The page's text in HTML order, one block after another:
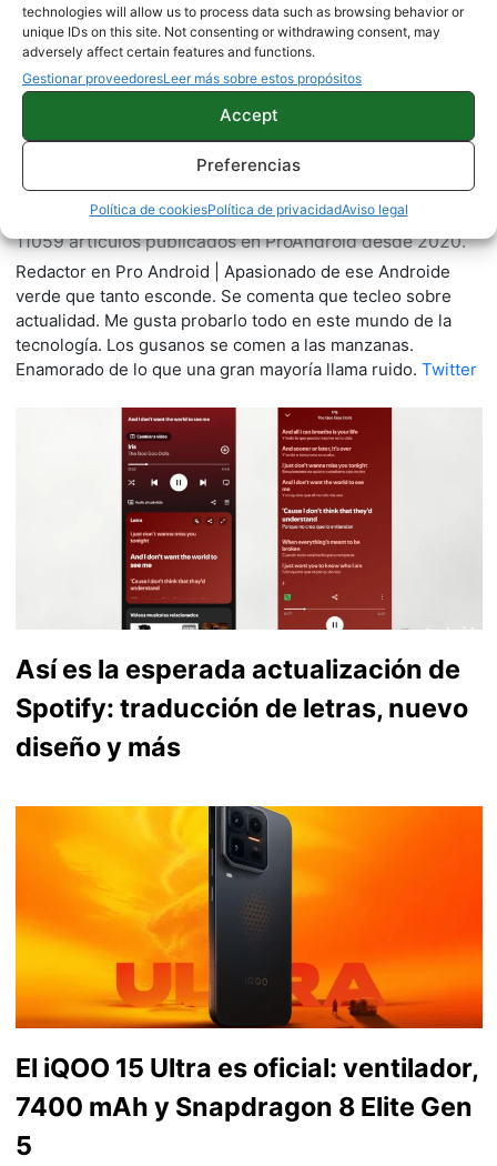
technologies will allow us to process data such as browsing behavior or
unique IDs on this site. Not consenting or withdrawing consent, may
adversely affect certain features and functions.
Gestionar proveedoresLeer más sobre estos propósitos
Accept
Preferencias
Política de cookiesPolítica de privacidadAviso legal
Quelian Sanz
11059 artículos publicados en ProAndroid desde 2020.
Redactor en Pro Android | Apasionado de ese Androide
verde que tanto esconde. Se comenta que tecleo sobre
actualidad. Me gusta probarlo todo en este mundo de la
tecnología. Los gusanos se comen a las manzanas.
Enamorado de lo que una gran mayoría llama ruido. Twitter
Así es la esperada actualización de
Spotify: traducción de letras, nuevo
diseño y más
El iQOO 15 Ultra es oficial: ventilador,
7400 mAh y Snapdragon 8 Elite Gen
5